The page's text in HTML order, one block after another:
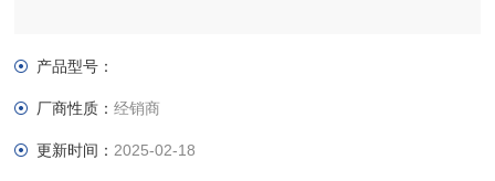
产品型号：
厂商性质：经销商
更新时间： 2025-02-18